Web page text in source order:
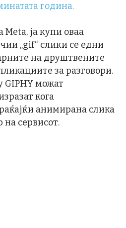
година.
Meta, ја купи оваа
„gif“ слики се едни
на друштвените
за разговори.
GIPHY можат
кога
анимирана слика
на сервисот.